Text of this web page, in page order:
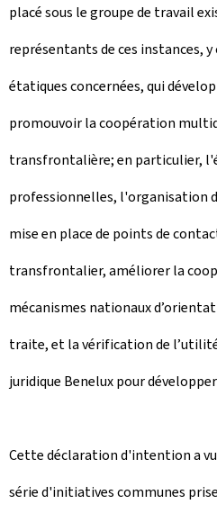
placé sous le groupe de travail
représentants de ces instances,
étatiques concernées, qui
promouvoir la coopération
transfrontalière; en particulier,
professionnelles, l'organisation
mise en place de points de
transfrontalier, améliorer la
mécanismes nationaux
traite, et la vérification de
juridique Benelux pour
Cette déclaration d'intention a
série d'initiatives communes